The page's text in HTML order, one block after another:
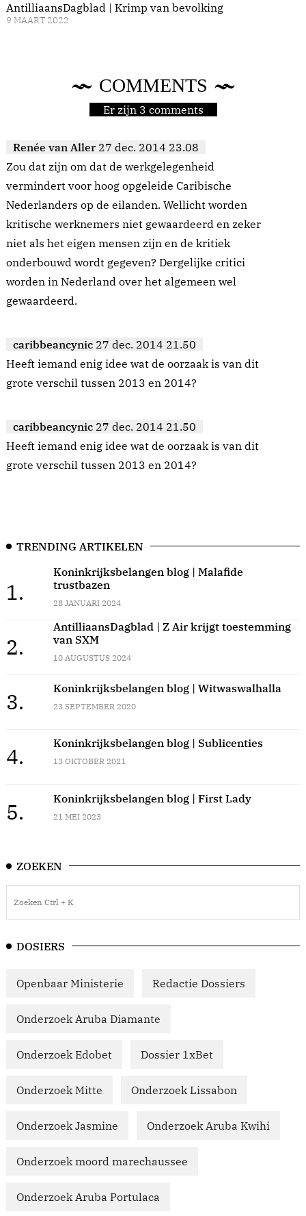
AntilliaansDagblad | Krimp van bevolking
9 MAART 2022
COMMENTS
Er zijn 3 comments
Renée van Aller 27 dec. 2014 23.08
Zou dat zijn om dat de werkgelegenheid
vermindert voor hoog opgeleide Caribische
Nederlanders op de eilanden. Wellicht worden
kritische werknemers niet gewaardeerd en zeker
niet als het eigen mensen zijn en de kritiek
onderbouwd wordt gegeven? Dergelijke critici
worden in Nederland over het algemeen wel
gewaardeerd.
caribbeancynic 27 dec. 2014 21.50
Heeft iemand enig idee wat de oorzaak is van dit
grote verschil tussen 2013 en 2014?
caribbeancynic 27 dec. 2014 21.50
Heeft iemand enig idee wat de oorzaak is van dit
grote verschil tussen 2013 en 2014?
TRENDING ARTIKELEN
1.
Koninkrijksbelangen blog | Malafide
trustbazen
28 JANUARI 2024
2.
AntilliaansDagblad | Z Air krijgt toestemming
van SXM
10 AUGUSTUS 2024
3.
Koninkrijksbelangen blog | Witwaswalhalla
23 SEPTEMBER 2020
4.
Koninkrijksbelangen blog | Sublicenties
13 OKTOBER 2021
5.
Koninkrijksbelangen blog | First Lady
21 MEI 2023
ZOEKEN
DOSIERS
Openbaar Ministerie Redactie Dossiers
Onderzoek Aruba Diamante
Onderzoek Edobet Dossier 1xBet
Onderzoek Mitte Onderzoek Lissabon
Onderzoek Jasmine Onderzoek Aruba Kwihi
Onderzoek moord marechaussee
Onderzoek Aruba Portulaca